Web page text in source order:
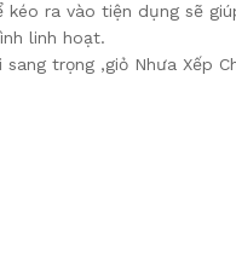
ra vào tiện dụng sẽ
linh hoạt.
trọng ,giỏ Nhưa Xếp